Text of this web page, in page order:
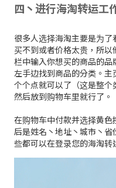
四丶进行海淘转运工
很多人选择海淘主要是为
买不到或者价格太贵，所
栏中输入你想买的商品的
左手边找到商品的分类。
个个点就可以了（这是整个
然后放到购物车里就行了。
在购物车中付款并选择黄
后是姓名丶地址丶城市丶
些都可以在登录您的海淘转